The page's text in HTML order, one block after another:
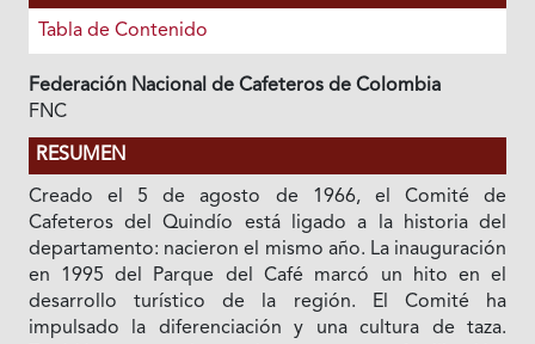
Tabla de Contenido
Federación Nacional de Cafeteros de Colombia
FNC
RESUMEN
Creado el 5 de agosto de 1966, el Comité de
Cafeteros del Quindío está ligado a la historia del
departamento: nacieron el mismo año. La inauguración
en 1995 del Parque del Café marcó un hito en el
desarrollo turístico de la región. El Comité ha
impulsado la diferenciación y una cultura de taza.